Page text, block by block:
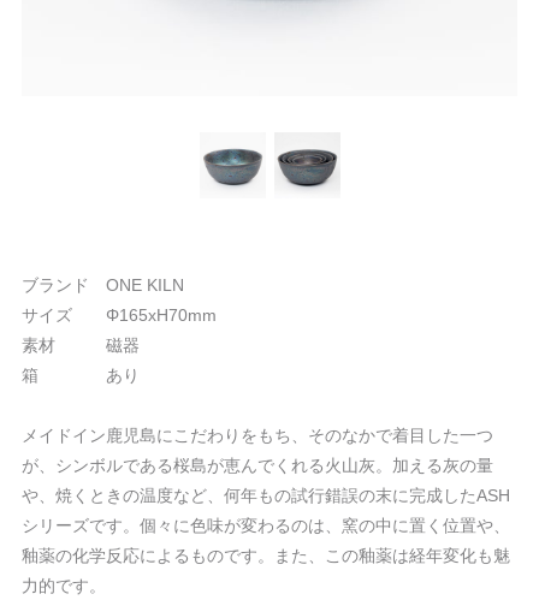
ブランド ONE KILN
サイズ Φ165xH70mm
素材 磁器
箱 あり
メイドイン鹿児島にこだわりをもち、そのなかで着目した一つ
が、シンボルである桜島が恵んでくれる火山灰。加える灰の量
や、焼くときの温度など、何年もの試行錯誤の末に完成したASH
シリーズです。個々に色味が変わるのは、窯の中に置く位置や、
釉薬の化学反応によるものです。また、この釉薬は経年変化も魅
力的です。